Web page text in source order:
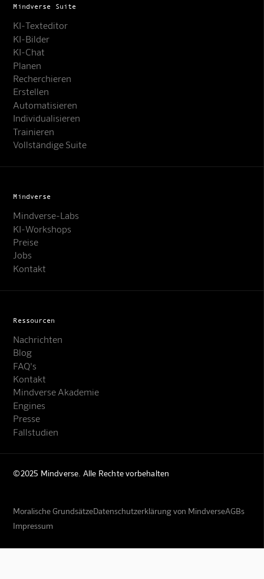
Online · KI-Assistent
Mindverse Suite
KI-Texteditor
KI-Bilder
KI-Chat
Planen
Recherchieren
Erstellen
Automatisieren
Individualisieren
Trainieren
Vollständige Suite
Mindverse
Mindverse-Labs
KI-Workshops
Preise
Jobs
Kontakt
Ressourcen
Nachrichten
Blog
FAQ's
Kontakt
Mindverse Akademie
Engines
Presse
Fallstudien
©2025 Mindverse. Alle Rechte vorbehalten
Moralische GrundsätzeDatenschutzerklärung von MindverseAGBs
Impressum